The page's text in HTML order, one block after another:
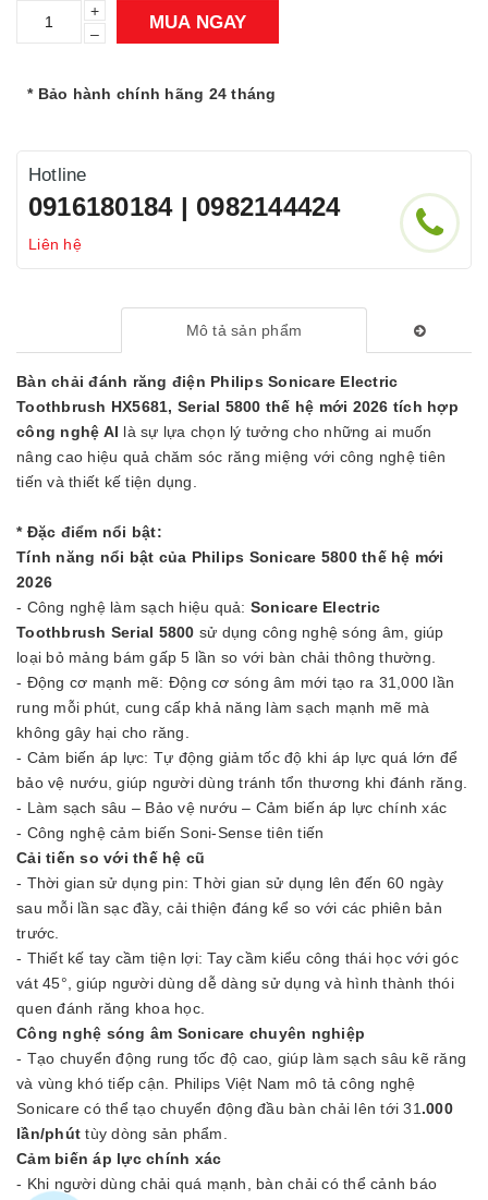
+
–
MUA NGAY
* Bảo hành chính hãng 24 tháng
Hotline
0916180184 | 0982144424
Liên hệ
Mô tả sản phẩm
Bàn chải đánh răng điện Philips Sonicare Electric
Toothbrush HX5681, Serial 5800 thế hệ mới 2026 tích hợp
công nghệ AI là sự lựa chọn lý tưởng cho những ai muốn
nâng cao hiệu quả chăm sóc răng miệng với công nghệ tiên
tiến và thiết kế tiện dụng.
* Đặc điểm nổi bật:
Tính năng nổi bật của Philips Sonicare 5800 thế hệ mới
2026
- Công nghệ làm sạch hiệu quả: Sonicare Electric
Toothbrush Serial 5800 sử dụng công nghệ sóng âm, giúp
loại bỏ mảng bám gấp 5 lần so với bàn chải thông thường.
- Động cơ mạnh mẽ: Động cơ sóng âm mới tạo ra 31,000 lần
rung mỗi phút, cung cấp khả năng làm sạch mạnh mẽ mà
không gây hại cho răng.
- Cảm biến áp lực: Tự động giảm tốc độ khi áp lực quá lớn để
bảo vệ nướu, giúp người dùng tránh tổn thương khi đánh răng.
- Làm sạch sâu – Bảo vệ nướu – Cảm biến áp lực chính xác
- Công nghệ cảm biến Soni-Sense tiên tiến
Cải tiến so với thế hệ cũ
- Thời gian sử dụng pin: Thời gian sử dụng lên đến 60 ngày
sau mỗi lần sạc đầy, cải thiện đáng kể so với các phiên bản
trước.
- Thiết kế tay cầm tiện lợi: Tay cầm kiểu công thái học với góc
vát 45°, giúp người dùng dễ dàng sử dụng và hình thành thói
quen đánh răng khoa học.
Công nghệ sóng âm Sonicare chuyên nghiệp
- Tạo chuyển động rung tốc độ cao, giúp làm sạch sâu kẽ răng
và vùng khó tiếp cận. Philips Việt Nam mô tả công nghệ
Sonicare có thể tạo chuyển động đầu bàn chải lên tới 31 .000
lần/phút tùy dòng sản phẩm.
Cảm biến áp lực chính xác
- Khi người dùng chải quá mạnh, bàn chải có thể cảnh báo